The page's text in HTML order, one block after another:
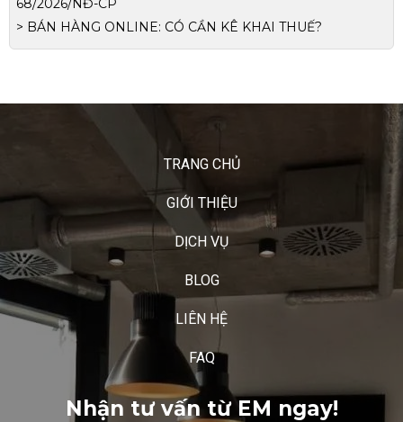
68/2026/NĐ-CP
> BÁN HÀNG ONLINE: CÓ CẦN KÊ KHAI THUẾ?
TRANG CHỦ
GIỚI THIỆU
DỊCH VỤ
BLOG
LIÊN HỆ
FAQ
Nhận tư vấn từ EM ngay!